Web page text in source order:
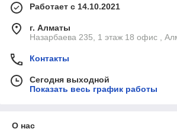
Работает с 14.10.2021
г. Алматы
Назарбаева 235, 1 этаж 18 офис ,
Контакты
Сегодня выходной
Показать весь график работы
О нас